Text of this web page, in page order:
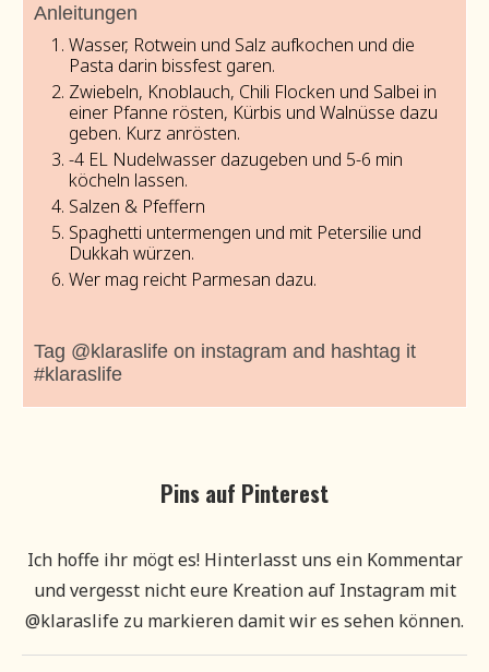
Anleitungen
Wasser, Rotwein und Salz aufkochen und die
Pasta darin bissfest garen.
Zwiebeln, Knoblauch, Chili Flocken und Salbei in
einer Pfanne rösten, Kürbis und Walnüsse dazu
geben. Kurz anrösten.
-4 EL Nudelwasser dazugeben und 5-6 min
köcheln lassen.
Salzen & Pfeffern
Spaghetti untermengen und mit Petersilie und
Dukkah würzen.
Wer mag reicht Parmesan dazu.
Tag @klaraslife on instagram and hashtag it
#klaraslife
Pins auf Pinterest
Ich hoffe ihr mögt es! Hinterlasst uns ein Kommentar
und vergesst nicht eure Kreation auf Instagram mit
@klaraslife zu markieren damit wir es sehen können.